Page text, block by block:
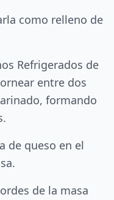
como relleno de
Refrigerados de
entre dos
formando
de queso en el
de la masa